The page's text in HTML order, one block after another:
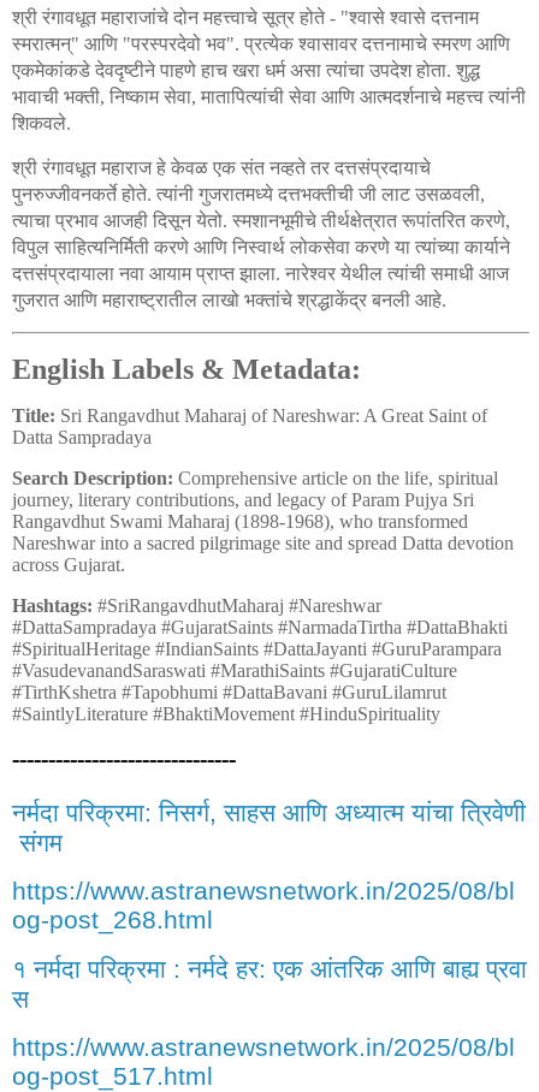
श्रीरंगावधूतमहाराजांचेदोनमहत्त्वाचेसूत्रहोते- "श्वासेश्वासेदत्तनाम
स्मरात्मन्" आणि "परस्परदेवोभव". प्रत्येकश्वासावरदत्तनामाचेस्मरणआणि
एकमेकांकडेदेवदृष्टीनेपाहणेहाचखराधर्मअसात्यांचाउपदेशहोता. शुद्ध
भावाचीभक्ती, निष्कामसेवा, मातापित्यांचीसेवाआणिआत्मदर्शनाचेमहत्त्वत्यांनी
शिकवले.
श्रीरंगावधूतमहाराजहेकेवळएकसंतनव्हतेतरदत्तसंप्रदायाचे
पुनरुज्जीवनकर्तेहोते. त्यांनीगुजरातमध्येदत्तभक्तीचीजीलाटउसळवली,
त्याचाप्रभावआजहीदिसूनयेतो. स्मशानभूमीचेतीर्थक्षेत्रातरूपांतरितकरणे,
विपुलसाहित्यनिर्मितीकरणेआणिनिस्वार्थलोकसेवाकरणेयात्यांच्याकार्याने
दत्तसंप्रदायालानवाआयामप्राप्तझाला. नारेश्वरयेथीलत्यांचीसमाधीआज
गुजरातआणिमहाराष्ट्रातीललाखोभक्तांचेश्रद्धाकेंद्रबनलीआहे.
English Labels & Metadata:
Title: Sri Rangavdhut Maharaj of Nareshwar: A Great Saint of
Datta Sampradaya
Search Description: Comprehensive article on the life, spiritual
journey, literary contributions, and legacy of Param Pujya Sri
Rangavdhut Swami Maharaj (1898-1968), who transformed
Nareshwar into a sacred pilgrimage site and spread Datta devotion
across Gujarat.
Hashtags: #SriRangavdhutMaharaj #Nareshwar
#DattaSampradaya #GujaratSaints #NarmadaTirtha #DattaBhakti
#SpiritualHeritage #IndianSaints #DattaJayanti #GuruParampara
#VasudevanandSaraswati #MarathiSaints #GujaratiCulture
#TirthKshetra #Tapobhumi #DattaBavani #GuruLilamrut
#SaintlyLiterature #BhaktiMovement #HinduSpirituality
-------------------------------
नर्मदा परिक्रमा:निसर्ग,साहस आणि अध्यात्म यांचा त्रिवेणी
संगम
https://www.astranewsnetwork.in/2025/08/bl
og-post_268.html
१ नर्मदा परिक्रमा :नर्मदे हर:एक आंतरिक आणि बाह्य प्रवा
स
https://www.astranewsnetwork.in/2025/08/bl
og-post_517.html